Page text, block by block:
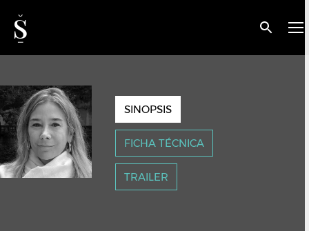
< VOLVER
Valeria Lavalle
SINOPSIS
FICHA TÉCNICA
TRAILER